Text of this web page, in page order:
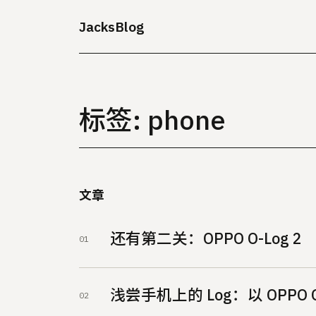
JacksBlog
标签: phone
文章
还有第二关：OPPO O-Log 2
浅尝手机上的 Log：以 OPPO